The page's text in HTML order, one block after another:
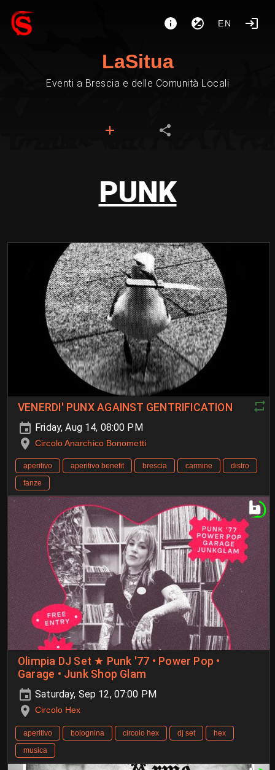
EN
LaSitua
Eventi a Brescia e delle Comunità Locali
PUNK
VENERDI' PUNX AGAINST GENTRIFICATION
Friday, Aug 14, 08:00 PM
Circolo Anarchico Bonometti
aperitivo aperitivo benefit brescia carmine
distro
fanze
Olimpia DJ Set ★ Punk '77 • Power Pop •
Garage • Junk Shop Glam
Saturday, Sep 12, 07:00 PM
Circolo Hex
aperitivo bolognina circolo hex dj set
hex
musica